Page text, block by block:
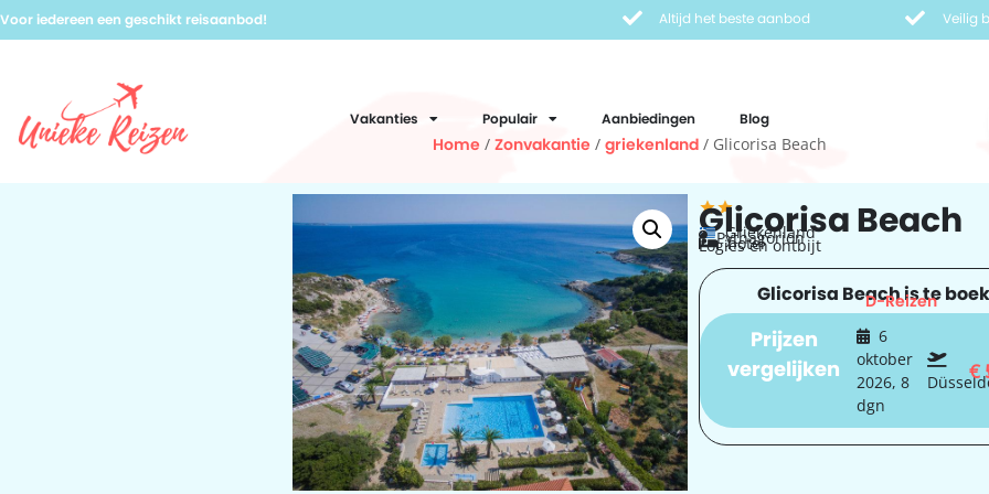
Voor iedereen een geschikt reisaanbod! Altijd het beste aanbod Veilig
Vakanties Populair Aanbiedingen Blog
Home / Zonvakantie / griekenland/ Glicorisa Beach
Glicorisa Beach
Griekenland
Pythagorion
hotel
Logies en ontbijt
Glicorisa Beach is te
D-Reizen
Prijzen
vergelijken
6
oktober
2026, 8
dgn
€